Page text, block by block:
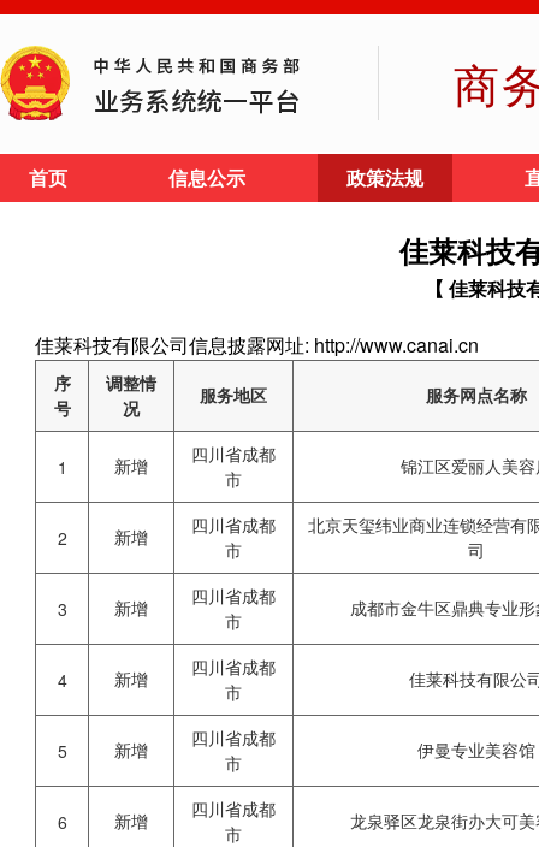
商
首页 信息公示 政策法规
佳莱科技
【 佳莱科技
佳莱科技有限公司信息披露网址: http://www.canai.cn
序
号
调整情
况
服务地区 服务网点名称
1 新增
四川省成都
市
锦江区爱丽人美
2 新增
四川省成都
市
北京天玺纬业商业连锁经营有
司
3 新增
四川省成都
市
成都市金牛区鼎典专业
4 新增
四川省成都
市
佳莱科技有限公
5 新增
四川省成都
市
伊曼专业美容馆
6 新增
四川省成都
市
龙泉驿区龙泉街办大可